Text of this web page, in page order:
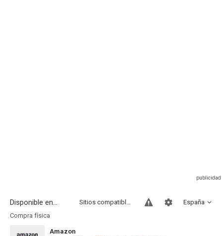
Disponible en... España
Sitios compatibles
Compra física
Amazon